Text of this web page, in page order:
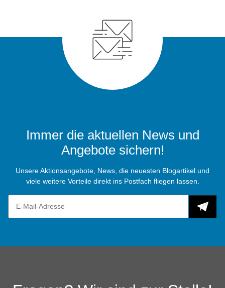
Immer die aktuellen News und
Angebote sichern!
Unsere Aktionsangebote, News, die neuesten Blogartikel und
viele weitere Vorteile direkt ins Postfach fliegen lassen.